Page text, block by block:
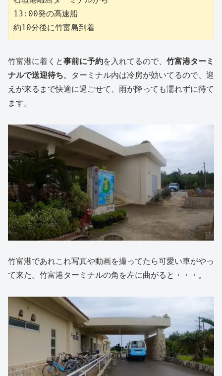
13:00発の高速船
約10分後に竹富島到着
竹富港に着くと事前に予約を入れてるので、 竹富港ターミ
ナルで送迎待ち。ターミナル内は冷房が効いてるので、迎
えが来るまで快適に過ごせて、雨が降っても濡れずに待て
ます。
竹富港であれこれ写真や動画を撮ってたら可愛い車がやっ
て来た。竹富港ターミナルの角を左に曲がると・・・。